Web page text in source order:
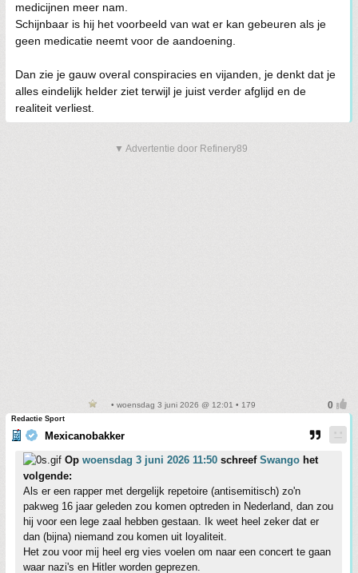
medicijnen meer nam.
Schijnbaar is hij het voorbeeld van wat er kan gebeuren als je
geen medicatie neemt voor de aandoening.
Dan zie je gauw overal conspiracies en vijanden, je denkt dat je
alles eindelijk helder ziet terwijl je juist verder afglijd en de
realiteit verliest.
▼ Advertentie door Refinery89
• woensdag 3 juni 2026 @ 12:01 • 179
Redactie Sport
Mexicanobakker
Op woensdag 3 juni 2026 11:50 schreef Swango het
volgende:
Als er een rapper met dergelijk repetoire (antisemitisch) zo'n
pakweg 16 jaar geleden zou komen optreden in Nederland, dan zou
hij voor een lege zaal hebben gestaan. Ik weet heel zeker dat er
dan (bijna) niemand zou komen uit loyaliteit.
Het zou voor mij heel erg vies voelen om naar een concert te gaan
waar nazi's en Hitler worden geprezen.